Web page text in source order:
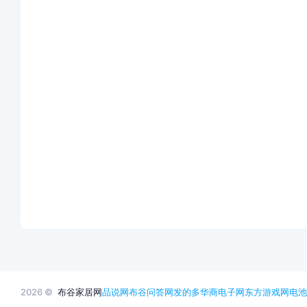
2026 © 布谷家居网品说网布谷问答网发的多华商电子网东方游戏网电